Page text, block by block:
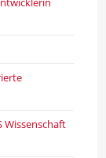
Wissenschaft